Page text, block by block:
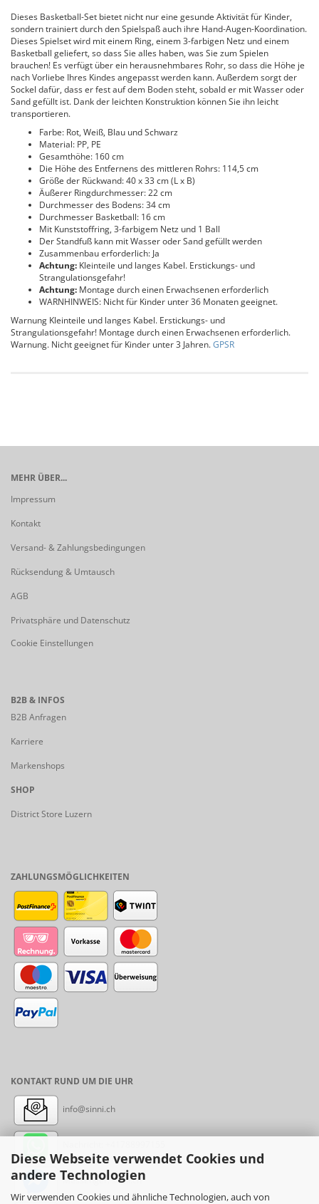
Diese Webseite verwendet Cookies und
andere Technologien
Wir verwenden Cookies und ähnliche Technologien, auch von
Dieses Basketball-Set bietet nicht nur eine gesunde Aktivität für Kinder,
sondern trainiert durch den Spielspaß auch ihre Hand-Augen-Koordination.
Dieses Spielset wird mit einem Ring, einem 3-farbigen Netz und einem
Basketball geliefert, so dass Sie alles haben, was Sie zum Spielen
brauchen! Es verfügt über ein herausnehmbares Rohr, so dass die Höhe je
nach Vorliebe Ihres Kindes angepasst werden kann. Außerdem sorgt der
Sockel dafür, dass er fest auf dem Boden steht, sobald er mit Wasser oder
Sand gefüllt ist. Dank der leichten Konstruktion können Sie ihn leicht
transportieren.
Farbe: Rot, Weiß, Blau und Schwarz
Material: PP, PE
Gesamthöhe: 160 cm
Die Höhe des Entfernens des mittleren Rohrs: 114,5 cm
Größe der Rückwand: 40 x 33 cm (L x B)
Äußerer Ringdurchmesser: 22 cm
Durchmesser des Bodens: 34 cm
Durchmesser Basketball: 16 cm
Mit Kunststoffring, 3-farbigem Netz und 1 Ball
Der Standfuß kann mit Wasser oder Sand gefüllt werden
Zusammenbau erforderlich: Ja
Achtung: Kleinteile und langes Kabel. Erstickungs- und
Strangulationsgefahr!
Achtung: Montage durch einen Erwachsenen erforderlich
WARNHINWEIS: Nicht für Kinder unter 36 Monaten geeignet.
Warnung Kleinteile und langes Kabel. Erstickungs- und
Strangulationsgefahr! Montage durch einen Erwachsenen erforderlich.
Warnung. Nicht geeignet für Kinder unter 3 Jahren.GPSR
MEHR ÜBER...
Impressum
Kontakt
Versand- & Zahlungsbedingungen
Rücksendung & Umtausch
AGB
Privatsphäre und Datenschutz
Cookie Einstellungen
B2B & INFOS
B2B Anfragen
Karriere
Markenshops
SHOP
District Store Luzern
ZAHLUNGSMÖGLICHKEITEN
KONTAKT RUND UM DIE UHR
info@sinni.ch
Messenger: sinni.ch